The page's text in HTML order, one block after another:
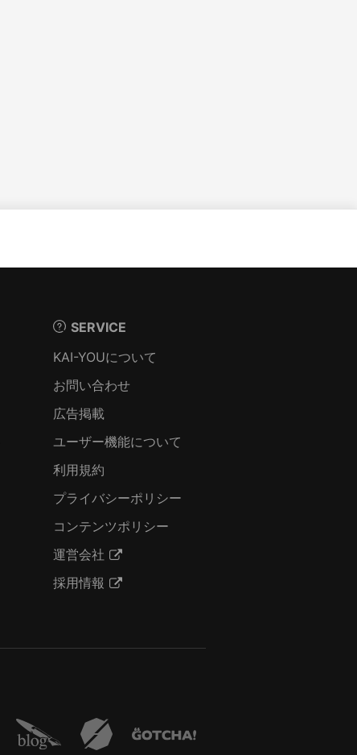
SERVICE
KAI-YOUについて
お問い合わせ
広告掲載
ユーザー機能について
利用規約
プライバシーポリシー
コンテンツポリシー
運営会社
採用情報